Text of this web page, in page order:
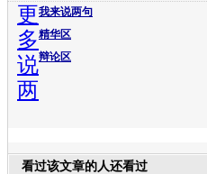
我来说两句
精华区
辩论区
更
多
说
两
看过该文章的人还看过